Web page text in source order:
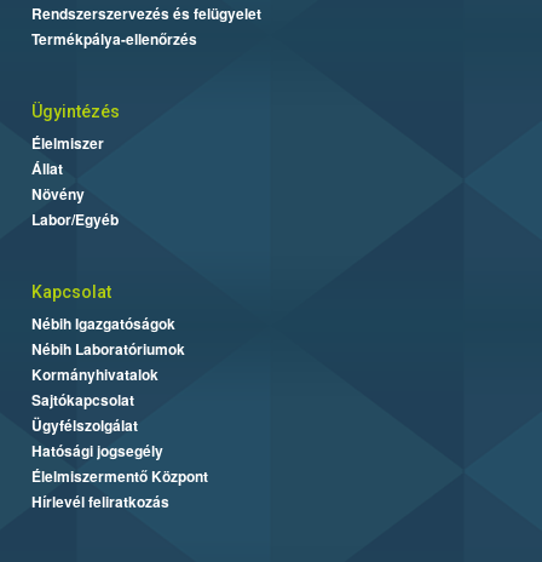
Rendszerszervezés és felügyelet
Termékpálya-ellenőrzés
Ügyintézés
Élelmiszer
Állat
Növény
Labor/Egyéb
Kapcsolat
Nébih Igazgatóságok
Nébih Laboratóriumok
Kormányhivatalok
Sajtókapcsolat
Ügyfélszolgálat
Hatósági jogsegély
Élelmiszermentő Központ
Hírlevél feliratkozás